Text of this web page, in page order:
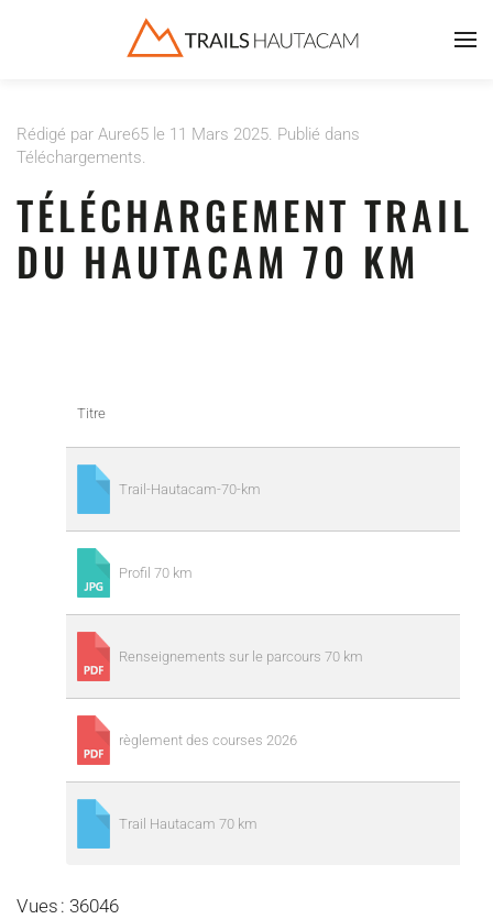
Accéder au contenu principal
Rédigé par Aure65 le 11 Mars 2025. Publié dans
Téléchargements.
TÉLÉCHARGEMENT TRAIL
DU HAUTACAM 70 KM
Titre
Trail-Hautacam-70-km
Profil 70 km
Renseignements sur le parcours 70 km
règlement des courses 2026
Trail Hautacam 70 km
Vues : 36046